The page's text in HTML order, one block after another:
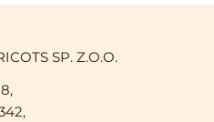
SP. Z.O.O.